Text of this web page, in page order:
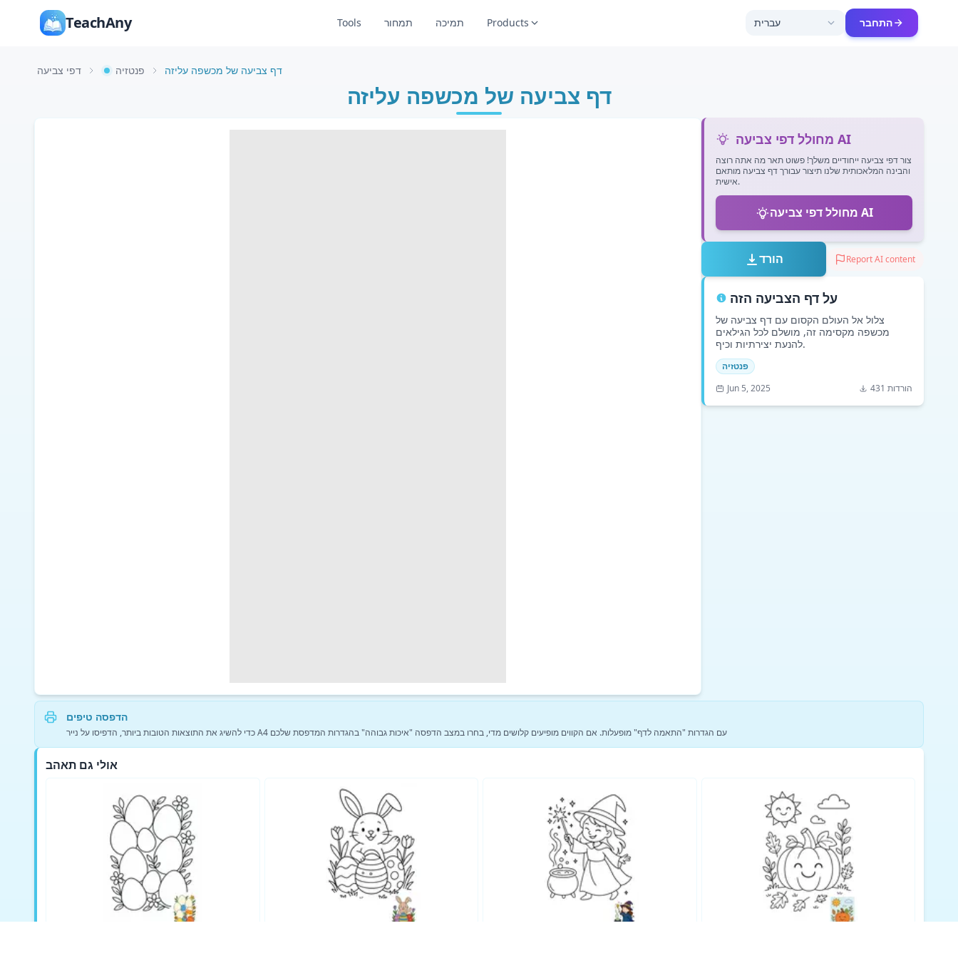
TeachAny Tools תמחור תמיכה Products עברית התחבר
דפי צביעה פנטזיה דף צביעה של מכשפה עליזה
דף צביעה של מכשפה עליזה
מחולל דפי צביעה AI
צור דפי צביעה ייחודיים משלך! פשוט תאר מה אתה רוצה
והבינה המלאכותית שלנו תיצור עבורך דף צביעה מותאם
אישית.
מחולל דפי צביעה AI
הורד Report AI content
על דף הצביעה הזה
צלול אל העולם הקסום עם דף צביעה של
מכשפה מקסימה זה, מושלם לכל הגילאים
להנעת יצירתיות וכיף.
פנטזיה
Jun 5, 2025
431 הורדות
הדפסה טיפים
כדי להשיג את התוצאות הטובות ביותר, הדפיסו על נייר A4 עם הגדרות "התאמה לדף" מופעלות. אם הקווים מופיעים קלושים מדי, בחרו במצב הדפסה "איכות גבוהה" בהגדרות המדפסת שלכם
אולי גם תאהב